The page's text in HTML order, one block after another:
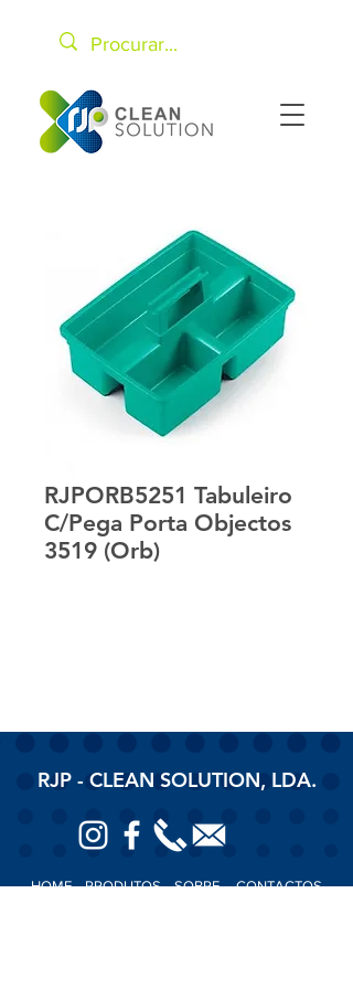
RJPORB5251 Tabuleiro
C/Pega Porta Objectos
3519 (Orb)
RJP - CLEAN SOLUTION, LDA.
HOMEPRODUTOSSOBRE CONTACTOS